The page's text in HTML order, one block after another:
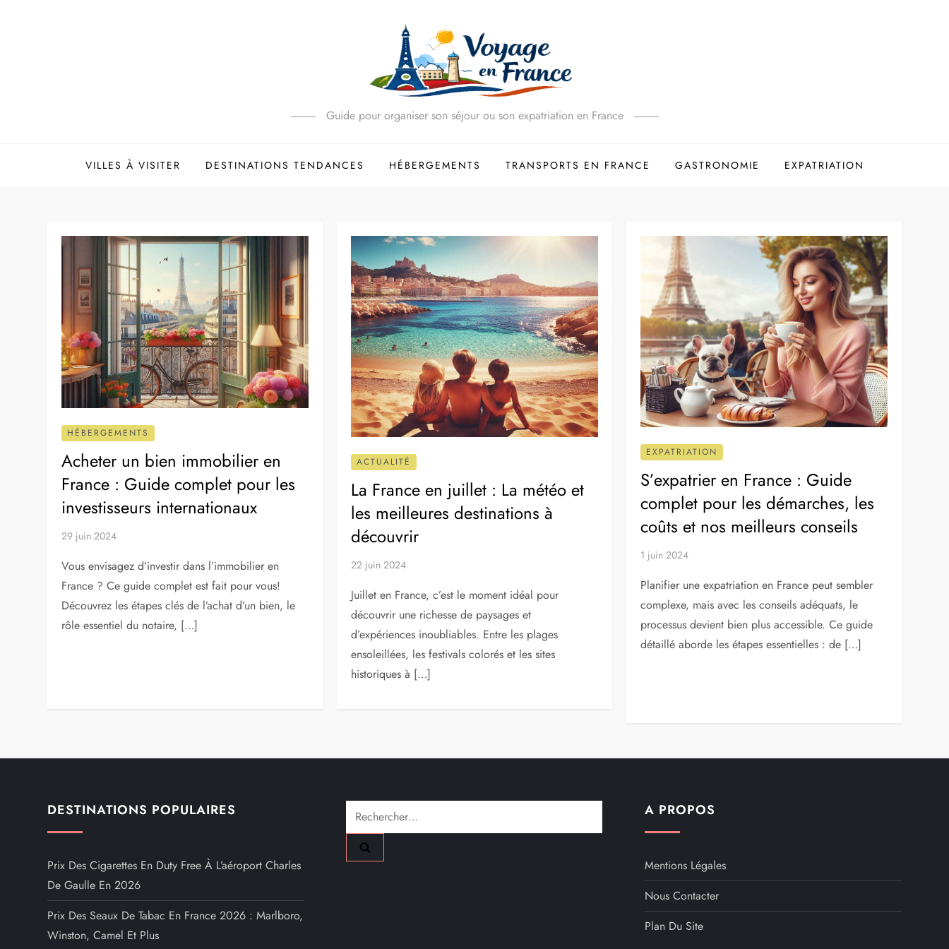
Guide pour organiser son séjour ou son expatriation en France
VILLES À VISITER DESTINATIONS TENDANCES HÉBERGEMENTS TRANSPORTS EN FRANCE GASTRONOMIE EXPATRIATION
HÉBERGEMENTS
Acheter un bien immobilier en
France : Guide complet pour les
investisseurs internationaux
29 juin 2024
Vous envisagez d’investir dans l’immobilier en
France ? Ce guide complet est fait pour vous!
Découvrez les étapes clés de l’achat d’un bien, le
rôle essentiel du notaire, […]
ACTUALITÉ
La France en juillet : La météo et
les meilleures destinations à
découvrir
22 juin 2024
Juillet en France, c’est le moment idéal pour
découvrir une richesse de paysages et
d’expériences inoubliables. Entre les plages
ensoleillées, les festivals colorés et les sites
historiques à […]
EXPATRIATION
S’expatrier en France : Guide
complet pour les démarches, les
coûts et nos meilleurs conseils
1 juin 2024
Planifier une expatriation en France peut sembler
complexe, mais avec les conseils adéquats, le
processus devient bien plus accessible. Ce guide
détaillé aborde les étapes essentielles : de […]
DESTINATIONS POPULAIRES
Prix Des Cigarettes En Duty Free À L’aéroport Charles
De Gaulle En 2026
Prix Des Seaux De Tabac En France 2026 : Marlboro,
Winston, Camel Et Plus
Rechercher : A PROPOS
Mentions Légales
Nous Contacter
Plan Du Site